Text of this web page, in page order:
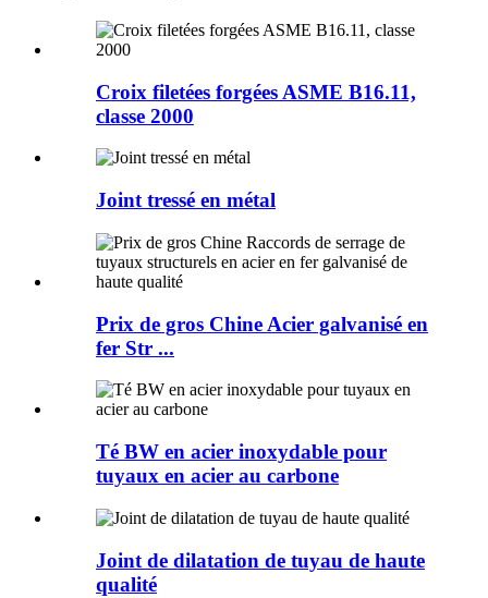
Croix filetées forgées ASME B16.11,
classe 2000
Joint tressé en métal
Prix ​​de gros Chine Acier galvanisé en
fer Str ...
Té BW en acier inoxydable pour
tuyaux en acier au carbone
Joint de dilatation de tuyau de haute
qualité